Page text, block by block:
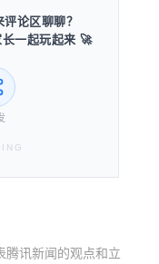
论区聊聊？
一起玩起来 🚀
腾讯新闻的观点和立